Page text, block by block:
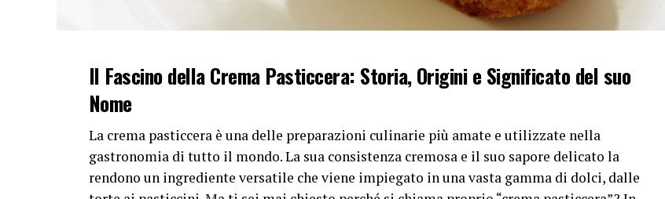
Il Fascino della Crema Pasticcera: Storia, Origini e Significato del suo
Nome
La crema pasticcera è una delle preparazioni culinarie più amate e utilizzate nella
gastronomia di tutto il mondo. La sua consistenza cremosa e il suo sapore delicato la
rendono un ingrediente versatile che viene impiegato in una vasta gamma di dolci, dalle